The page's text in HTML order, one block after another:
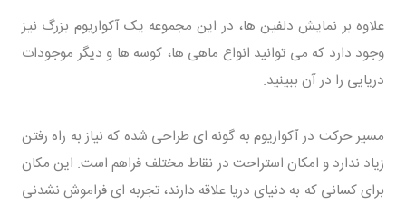
علاوه بر نمایش دلفین ها، در این مجموعه یک آکواریوم بزرگ نیز
وجود دارد که می توانید انواع ماهی ها، کوسه ها و دیگر موجودات
دریایی را در آن ببینید.
مسیر حرکت در آکواریوم به گونه ای طراحی شده که نیاز به راه رفتن
زیاد ندارد و امکان استراحت در نقاط مختلف فراهم است. این مکان
برای کسانی که به دنیای دریا علاقه دارند، تجربه ای فراموش نشدنی